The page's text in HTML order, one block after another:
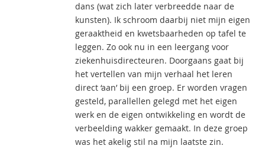
dans (wat zich later verbreedde naar de
kunsten). Ik schroom daarbij niet mijn eigen
geraaktheid en kwetsbaarheden op tafel te
leggen. Zo ook nu in een leergang voor
ziekenhuisdirecteuren. Doorgaans gaat bij
het vertellen van mijn verhaal het leren
direct ‘aan’ bij een groep. Er worden vragen
gesteld, parallellen gelegd met het eigen
werk en de eigen ontwikkeling en wordt de
verbeelding wakker gemaakt. In deze groep
was het akelig stil na mijn laatste zin.